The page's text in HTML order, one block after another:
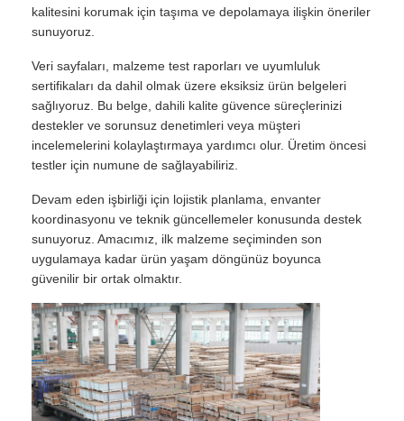
kalitesini korumak için taşıma ve depolamaya ilişkin öneriler
sunuyoruz.
Veri sayfaları, malzeme test raporları ve uyumluluk
sertifikaları da dahil olmak üzere eksiksiz ürün belgeleri
sağlıyoruz. Bu belge, dahili kalite güvence süreçlerinizi
destekler ve sorunsuz denetimleri veya müşteri
incelemelerini kolaylaştırmaya yardımcı olur. Üretim öncesi
testler için numune de sağlayabiliriz.
Devam eden işbirliği için lojistik planlama, envanter
koordinasyonu ve teknik güncellemeler konusunda destek
sunuyoruz. Amacımız, ilk malzeme seçiminden son
uygulamaya kadar ürün yaşam döngünüz boyunca
güvenilir bir ortak olmaktır.